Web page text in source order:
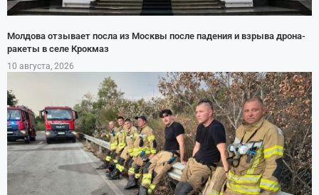
Молдова отзывает посла из Москвы после падения и взрыва дрона-
ракеты в селе Крокмаз
10 августа, 2026